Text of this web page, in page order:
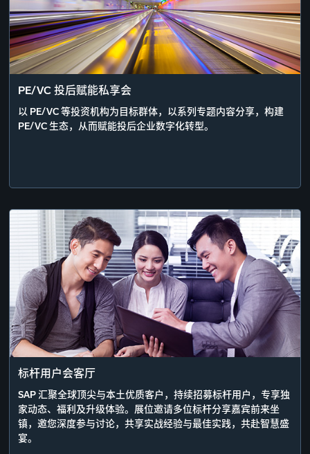
PE/VC 投后赋能私享会
以 PE/VC 等投资机构为目标群体，以系列专题内容分享，构建
PE/VC 生态，从而赋能投后企业数字化转型。
标杆用户会客厅
SAP 汇聚全球顶尖与本土优质客户，持续招募标杆用户，专享独
家动态、福利及升级体验。展位邀请多位标杆分享嘉宾前来坐
镇，邀您深度参与讨论，共享实战经验与最佳实践，共赴智慧盛
宴。